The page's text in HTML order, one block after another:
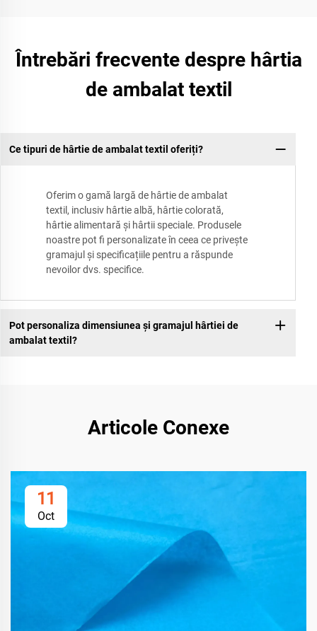
Întrebări frecvente despre hârtia
de ambalat textil
Ce tipuri de hârtie de ambalat textil oferiți?
Oferim o gamă largă de hârtie de ambalat
textil, inclusiv hârtie albă, hârtie colorată,
hârtie alimentară și hârtii speciale. Produsele
noastre pot fi personalizate în ceea ce privește
gramajul și specificațiile pentru a răspunde
nevoilor dvs. specifice.
Pot personaliza dimensiunea și gramajul hârtiei de
ambalat textil?
Articole Conexe
11
Oct